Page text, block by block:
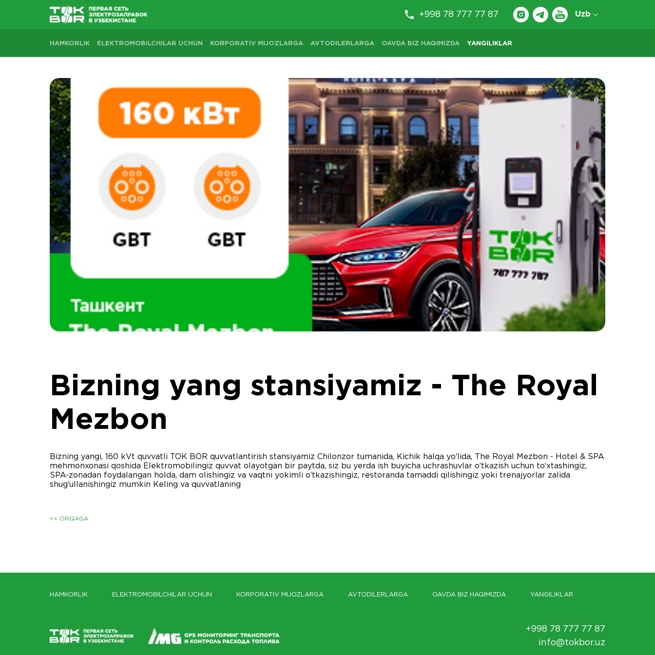
+998 78 777 77 87 Uzb
HAMKORLIK ELEKTROMOBILCHILAR UCHUN KORPORATIV MIJOZLARGA AVTODILERLARGA OAVDA BIZ HAQIMIZDA YANGILIKLAR
Bizning yang stansiyamiz - The Royal
Mezbon
Bizning yangi, 160 kVt quvvatli TOK BOR quvvatlantirish stansiyamiz Chilonzor tumanida, Kichik halqa yo‘lida, The Royal Mezbon - Hotel & SPA
mehmonxonasi qoshida Elektromobilingiz quvvat olayotgan bir paytda, siz bu yerda ish buyicha uchrashuvlar o‘tkazish uchun to‘xtashingiz,
SPA-zonadan foydalangan holda, dam olishingiz va vaqtni yokimli o‘tkazishingiz, restoranda tamaddi qilishingiz yoki trenajyorlar zalida
shug‘ullanishingiz mumkin Keling va quvvatlaning
<< ORQAGA
HAMKORLIK ELEKTROMOBILCHILAR UCHUN KORPORATIV MIJOZLARGA AVTODILERLARGA OAVDA BIZ HAQIMIZDA YANGILIKLAR
+998 78 777 77 87
info@tokbor.uz